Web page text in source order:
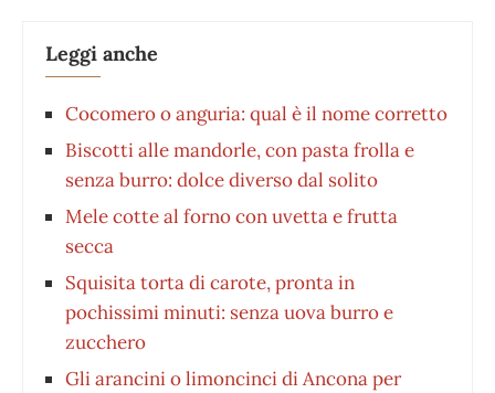
Leggi anche
Cocomero o anguria: qual è il nome corretto
Biscotti alle mandorle, con pasta frolla e
senza burro: dolce diverso dal solito
Mele cotte al forno con uvetta e frutta
secca
Squisita torta di carote, pronta in
pochissimi minuti: senza uova burro e
zucchero
Gli arancini o limoncinci di Ancona per